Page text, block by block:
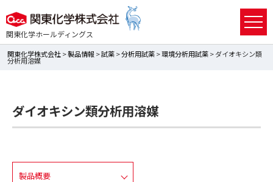
関東化学ホールディングス
関東化学株式会社>製品情報>試薬>分析用試薬>環境分析用試薬> ダイオキシン類
分析用溶媒
ダイオキシン類分析用溶媒
製品概要